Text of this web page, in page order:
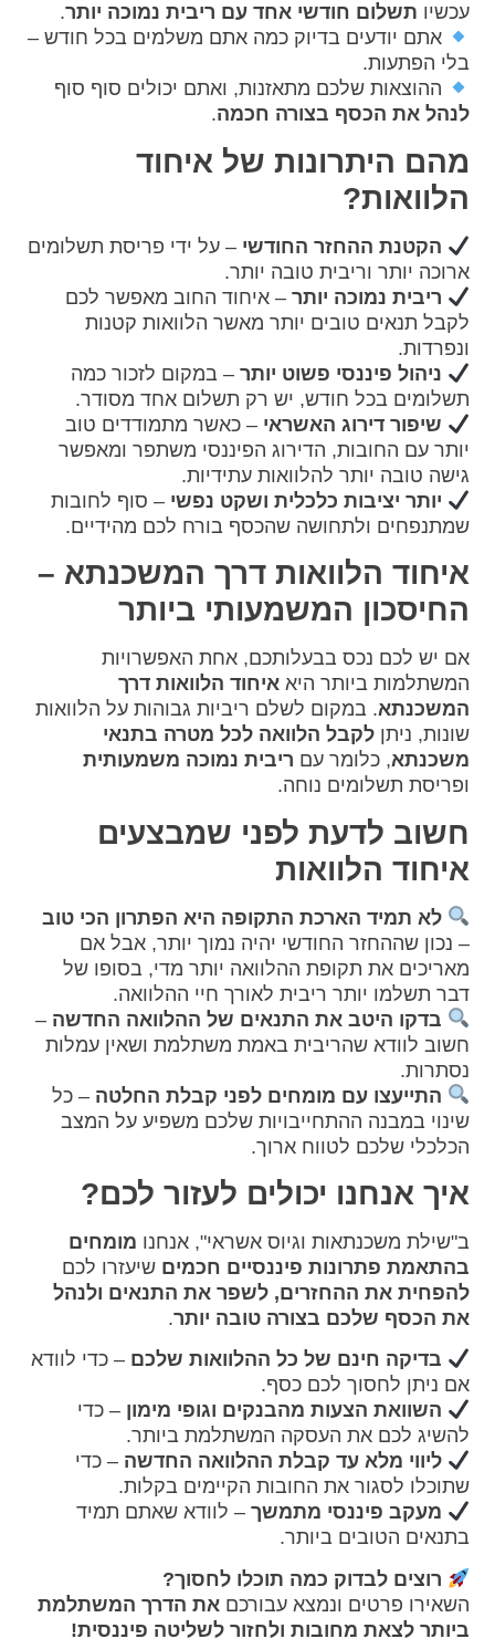
עכשיו תשלום חודשי אחד עם ריבית נמוכה יותר.
אתם יודעים בדיוק כמה אתם משלמים בכל חודש –
בלי הפתעות.
ההוצאות שלכם מתאזנות, ואתם יכולים סוף סוף
לנהל את הכסף בצורה חכמה.
מהם היתרונות של איחוד
הלוואות?
הקטנת ההחזר החודשי – על ידי פריסת תשלומים
ארוכה יותר וריבית טובה יותר.
ריבית נמוכה יותר – איחוד החוב מאפשר לכם
לקבל תנאים טובים יותר מאשר הלוואות קטנות
ונפרדות.
ניהול פיננסי פשוט יותר – במקום לזכור כמה
תשלומים בכל חודש, יש רק תשלום אחד מסודר.
שיפור דירוג האשראי – כאשר מתמודדים טוב
יותר עם החובות, הדירוג הפיננסי משתפר ומאפשר
גישה טובה יותר להלוואות עתידיות.
יותר יציבות כלכלית ושקט נפשי – סוף לחובות
שמתנפחים ולתחושה שהכסף בורח לכם מהידיים.
איחוד הלוואות דרך המשכנתא –
החיסכון המשמעותי ביותר
אם יש לכם נכס בבעלותכם, אחת האפשרויות
המשתלמות ביותר היא איחוד הלוואות דרך
המשכנתא. במקום לשלם ריביות גבוהות על הלוואות
שונות, ניתן לקבל הלוואה לכל מטרה בתנאי
משכנתא, כלומר עם ריבית נמוכה משמעותית
ופריסת תשלומים נוחה.
חשוב לדעת לפני שמבצעים
איחוד הלוואות
לא תמיד הארכת התקופה היא הפתרון הכי טוב
– נכון שההחזר החודשי יהיה נמוך יותר, אבל אם
מאריכים את תקופת ההלוואה יותר מדי, בסופו של
דבר תשלמו יותר ריבית לאורך חיי ההלוואה.
בדקו היטב את התנאים של ההלוואה החדשה –
חשוב לוודא שהריבית באמת משתלמת ושאין עמלות
נסתרות.
התייעצו עם מומחים לפני קבלת החלטה – כל
שינוי במבנה ההתחייבויות שלכם משפיע על המצב
הכלכלי שלכם לטווח ארוך.
איך אנחנו יכולים לעזור לכם?
ב"שילת משכנתאות וגיוס אשראי", אנחנו מומחים
בהתאמת פתרונות פיננסיים חכמים שיעזרו לכם
להפחית את ההחזרים, לשפר את התנאים ולנהל
את הכסף שלכם בצורה טובה יותר.
בדיקה חינם של כל ההלוואות שלכם – כדי לוודא
אם ניתן לחסוך לכם כסף.
השוואת הצעות מהבנקים וגופי מימון – כדי
להשיג לכם את העסקה המשתלמת ביותר.
ליווי מלא עד קבלת ההלוואה החדשה – כדי
שתוכלו לסגור את החובות הקיימים בקלות.
מעקב פיננסי מתמשך – לוודא שאתם תמיד
בתנאים הטובים ביותר.
רוצים לבדוק כמה תוכלו לחסוך?
השאירו פרטים ונמצא עבורכם את הדרך המשתלמת
ביותר לצאת מחובות ולחזור לשליטה פיננסית!